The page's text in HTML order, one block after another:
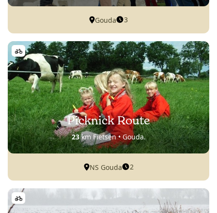
Gouda 3
Picknick Route
23km Fietsen • Gouda.
NS Gouda 2